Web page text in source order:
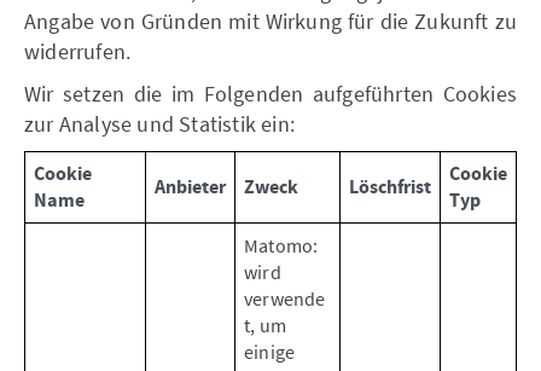
Angabe von Gründen mit Wirkung für die Zukunft zu
widerrufen.
Wir setzen die im Folgenden aufgeführten Cookies
zur Analyse und Statistik ein:
Cookie
Name
Anbieter Zweck Löschfrist
Cookie
Typ
Matomo:
wird
verwende
t, um
einige